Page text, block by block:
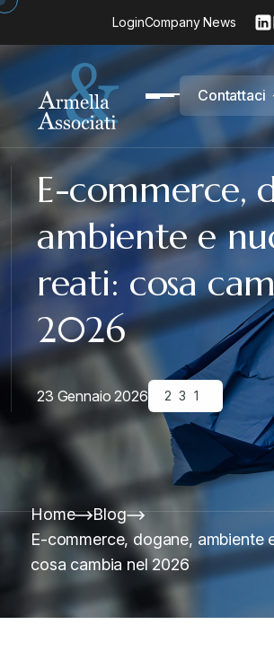
LoginCompany News
Contattaci
E-commerce,
ambiente e
reati: cosa
2026
23 Gennaio 2026 231
Home
Blog
E-commerce, dogane, ambiente
cosa cambia nel 2026